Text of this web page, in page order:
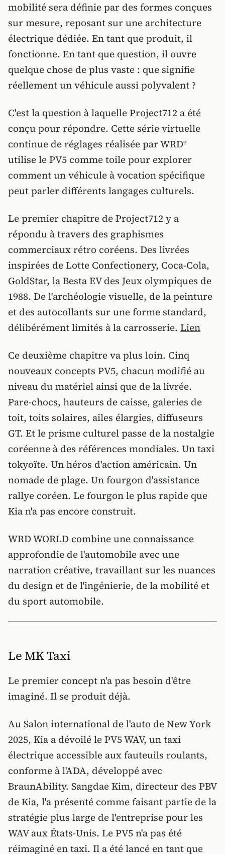
mobilité sera définie par des formes conçues
sur mesure, reposant sur une architecture
électrique dédiée. En tant que produit, il
fonctionne. En tant que question, il ouvre
quelque chose de plus vaste : que signifie
réellement un véhicule aussi polyvalent ?
C'est la question à laquelle Project712 a été
conçu pour répondre. Cette série virtuelle
continue de réglages réalisée par WRD°
utilise le PV5 comme toile pour explorer
comment un véhicule à vocation spécifique
peut parler différents langages culturels.
Le premier chapitre de Project712 y a
répondu à travers des graphismes
commerciaux rétro coréens. Des livrées
inspirées de Lotte Confectionery, Coca-Cola,
GoldStar, la Besta EV des Jeux olympiques de
1988. De l'archéologie visuelle, de la peinture
et des autocollants sur une forme standard,
délibérément limités à la carrosserie. Lien
Ce deuxième chapitre va plus loin. Cinq
nouveaux concepts PV5, chacun modifié au
niveau du matériel ainsi que de la livrée.
Pare-chocs, hauteurs de caisse, galeries de
toit, toits solaires, ailes élargies, diffuseurs
GT. Et le prisme culturel passe de la nostalgie
coréenne à des références mondiales. Un taxi
tokyoïte. Un héros d'action américain. Un
nomade de plage. Un fourgon d'assistance
rallye coréen. Le fourgon le plus rapide que
Kia n'a pas encore construit.
WRD WORLD combine une connaissance
approfondie de l'automobile avec une
narration créative, travaillant sur les nuances
du design et de l'ingénierie, de la mobilité et
du sport automobile.
Le MK Taxi
Le premier concept n'a pas besoin d'être
imaginé. Il se produit déjà.
Au Salon international de l'auto de New York
2025, Kia a dévoilé le PV5 WAV, un taxi
électrique accessible aux fauteuils roulants,
conforme à l'ADA, développé avec
BraunAbility. Sangdae Kim, directeur des PBV
de Kia, l'a présenté comme faisant partie de la
stratégie plus large de l'entreprise pour les
WAV aux États-Unis. Le PV5 n'a pas été
réimaginé en taxi. Il a été lancé en tant que